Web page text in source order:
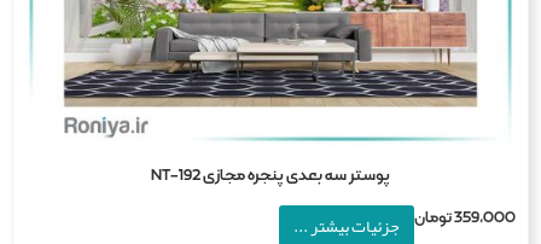
پوستر سه بعدی پنجره مجازی NT-192
تومان جزئیات بیشتر ...